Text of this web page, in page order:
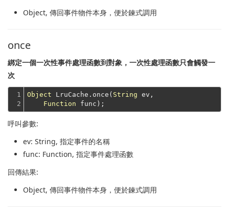
Object, 傳回事件物件本身，便於鍊式調用
once
綁定一個一次性事件處理函數到對象，一次性處理函數只會觸發一
次
1
2
Object LruCache.once( String ev,
Function
呼叫參數:
ev: String, 指定事件的名稱
func: Function, 指定事件處理函數
回傳結果:
Object, 傳回事件物件本身，便於鍊式調用